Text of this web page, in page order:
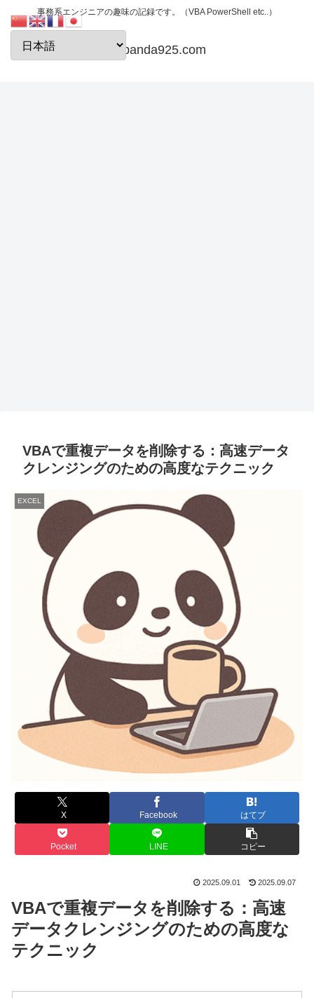
事務系エンジニアの趣味の記録です。（VBA PowerShell etc..）
papanda925.com
VBAで重複データを削除する：高速データ
クレンジングのための高度なテクニック
EXCEL
X Facebook はてブ
Pocket LINE コピー
2025.09.01 2025.09.07
VBAで重複データを削除する：高速
データクレンジングのための高度な
テクニック